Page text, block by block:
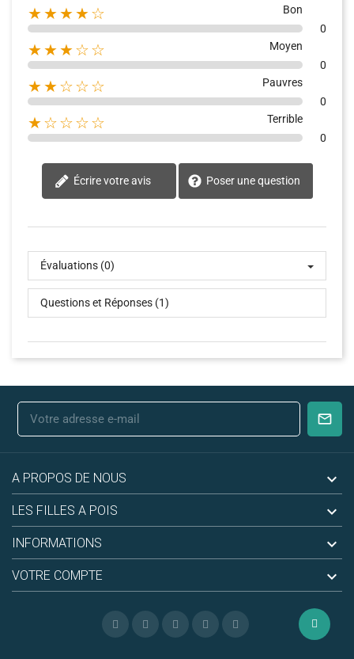
★★★★☆
Bon
0
★★★☆☆
Moyen
0
★★☆☆☆
Pauvres
0
★☆☆☆☆
Terrible
0
Écrire votre avis Poser une question
Évaluations (0)
Questions et Réponses (1)
A PROPOS DE NOUS 
LES FILLES A POIS 
INFORMATIONS 
VOTRE COMPTE 